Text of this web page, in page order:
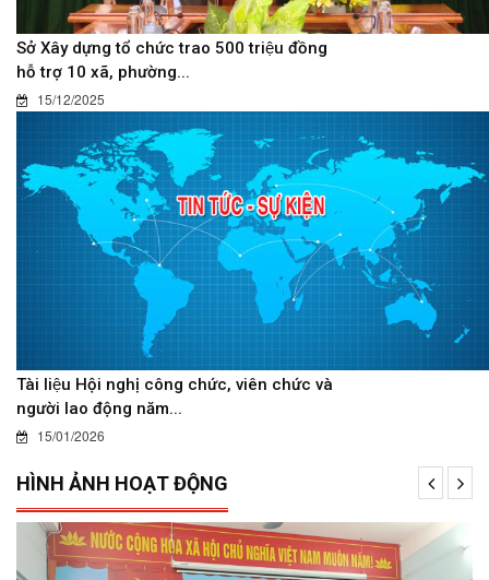
Sở Xây dựng tổ chức trao 500 triệu đồng
hỗ trợ 10 xã, phường...
15/12/2025
Tài liệu Hội nghị công chức, viên chức và
người lao động năm...
15/01/2026
HÌNH ẢNH HOẠT ĐỘNG